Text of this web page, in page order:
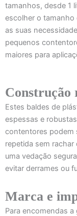
tamanhos, desde 1
escolher o tamanho
as suas
pequenos
maiores para
Construção
Estes baldes de
espessas e
contentores podem
repetida sem
uma vedação
evitar derrames ou
Marca e
Para encomendas